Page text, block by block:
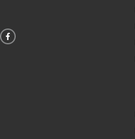
a
c
e